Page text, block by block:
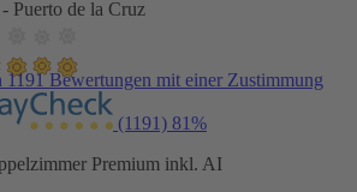
Puerto de la Cruz
1191 Bewertungen mit einer Zustimmung
(1191) 81%
Premium inkl. AI